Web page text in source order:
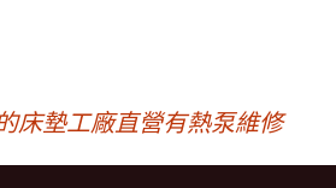
床墊工廠直營有熱泵維修